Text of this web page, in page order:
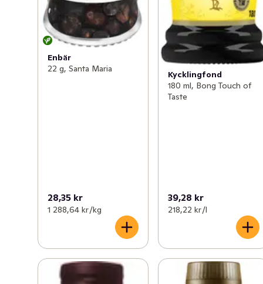
Enbär
22 g, Santa Maria
28,35 kr
1 288,64 kr /kg
Kycklingfond
180 ml, Bong Touch of
Taste
39,28 kr
218,22 kr /l